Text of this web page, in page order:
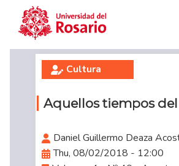
Skip to main content
Cultura
Aquellos tiempos
Daniel Guillermo Deaza
Thu, 08/02/2018 - 12:00